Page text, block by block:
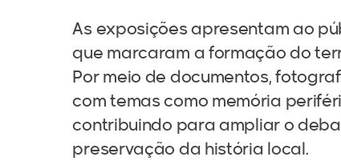
As exposições apresentam ao
que marcaram a formação do
Por meio de documentos,
com temas como memória
contribuindo para ampliar o
preservação da história local.